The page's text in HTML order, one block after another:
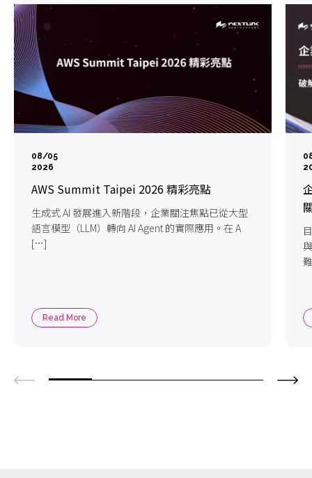
08/05
2026
AWS Summit Taipei 2026 精彩亮點
生成式 AI 發展進入新階段，企業關注焦點已從大型
語言模型（LLM）轉向 AI Agent 的實際應用。在 A
[…]
Read More